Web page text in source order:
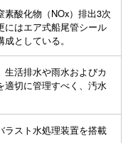
酸化物（NOx）排出3次
にはエア式船尾管シール
としている。
活排水や雨水およびカ
適切に管理すべく、汚水
ラスト水処理装置を搭載